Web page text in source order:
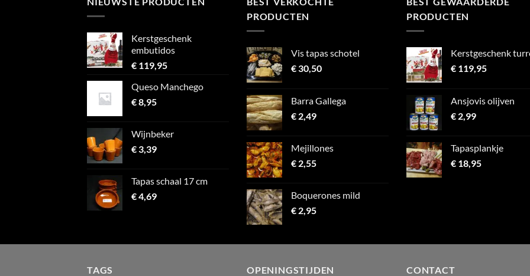
Kerstgeschenk
embutidos
€ 119,95
Queso Manchego
€8,95
Wijnbeker
€3,39
Tapas schaal 17 cm
€4,69
PRODUCTEN
Vis tapas schotel
€30,50
Barra Gallega
€ 2,49
Mejillones
€ 2,55
Boquerones mild
€ 2,95
PRODUCTEN
Kerstgeschenk
€ 119,95
Ansjovis olijven
€ 2,99
Tapasplankje
€ 18,95
TAGS OPENINGSTIJDEN CONTACT